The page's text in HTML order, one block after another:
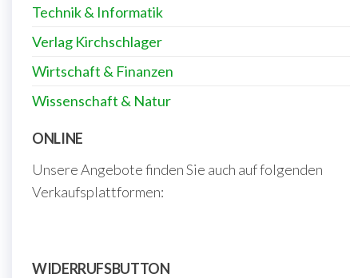
Technik & Informatik
Verlag Kirchschlager
Wirtschaft & Finanzen
Wissenschaft & Natur
ONLINE
Unsere Angebote finden Sie auch auf folgenden
Verkaufsplattformen:
WIDERRUFSBUTTON